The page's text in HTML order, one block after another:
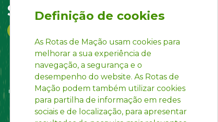
Siga-nos em:
Definição de cookies
As Rotas de Mação usam cookies para
melhorar a sua experiência de
navegação, a segurança e o
desempenho do website. As Rotas de
Mação podem também utilizar cookies
para partilha de informação em redes
sociais e de localização, para apresentar